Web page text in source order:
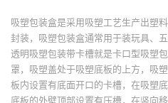
吸塑包装盒是采用吸塑工艺生产出塑
封装，吸塑包装盒通常用于装玩具、五
透明吸塑包装带卡槽就是卡口型吸塑
罩，吸塑盖处于吸塑底板的上方，吸
板内设置有底面开口的卡槽，在吸塑
底板的外壁顶部设置有压槽，在竖向